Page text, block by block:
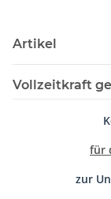
Artikel
Vollzeitkraft
für
zur